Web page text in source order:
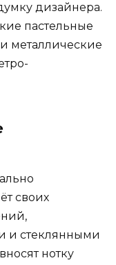
дизайнера.
пастельные
металлические
своих
и стеклянными
нотку